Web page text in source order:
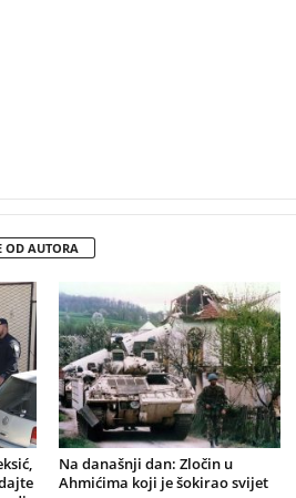
OD AUTORA
Na današnji dan: Zločin u
Ahmićima koji je šokirao svijet